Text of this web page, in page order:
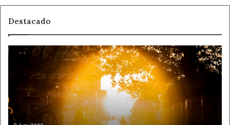
Destacado
Horóscopo
09/08/2026:
decisiones,
dinero
y